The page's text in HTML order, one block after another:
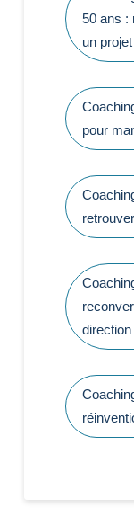
50 ans :
un projet
pour
direction